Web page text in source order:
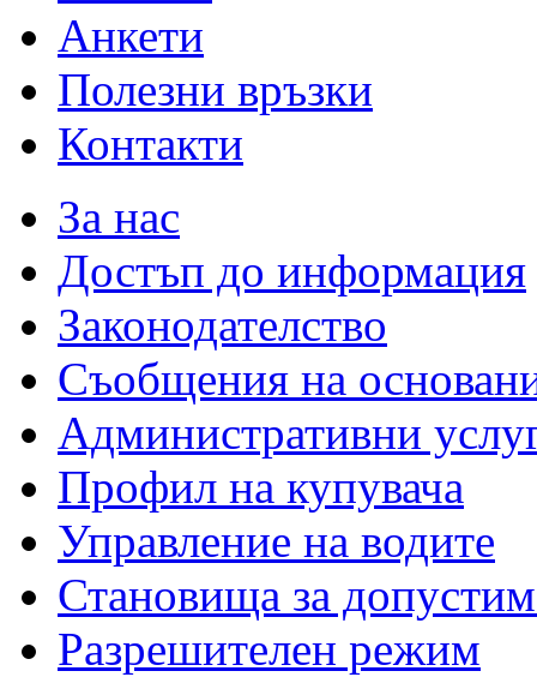
Анкети
Полезни връзки
Контакти
За нас
Достъп до информация
Законодателство
Съобщения на
Административни
Профил на купувача
Управление на водите
Становища за
Разрешителен режим